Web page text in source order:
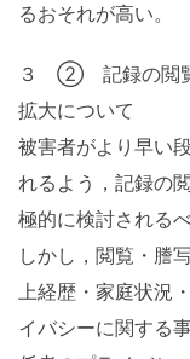
るおそれが高い。
３ ② 記録の閲覧
拡大について
被害者がより早い
れるよう，記録の
極的に検討される
しかし，閲覧・謄
上経歴・家庭状況
イバシーに関す